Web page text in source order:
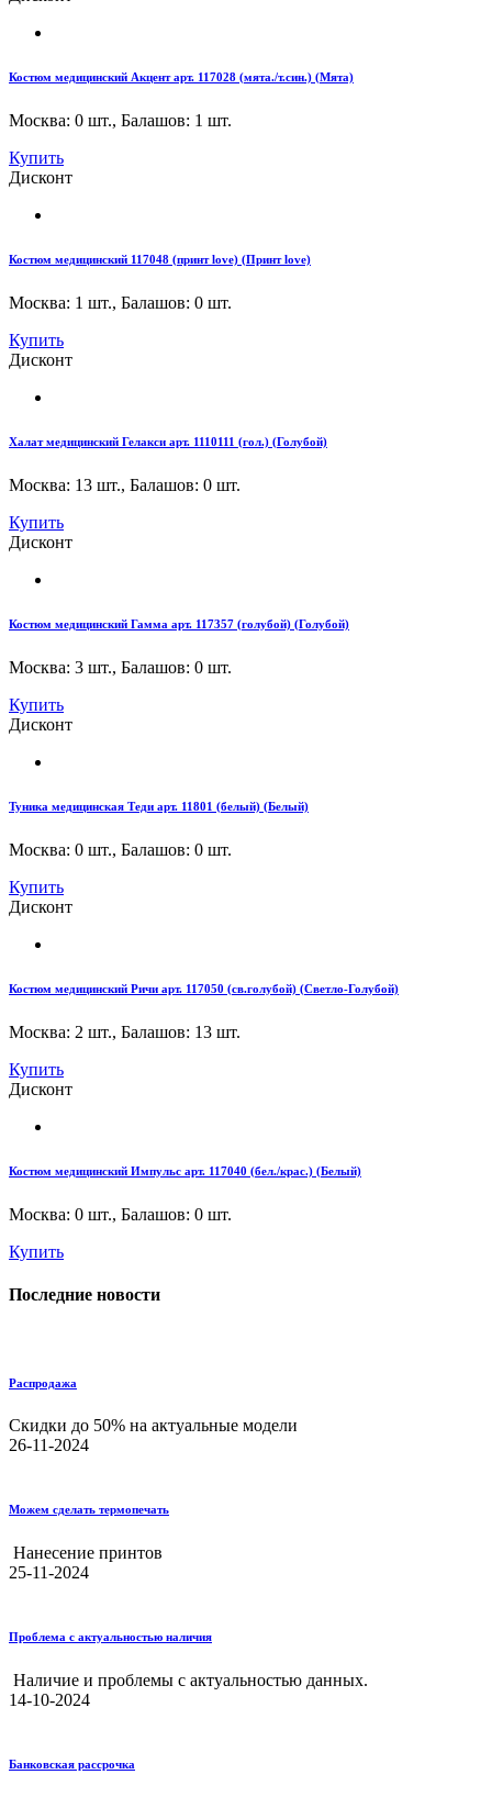
Костюм медицинский Акцент арт. 117028 (мята./т.син.) (Мята)
Москва: 0 шт., Балашов: 1 шт.
Купить
Дисконт
Костюм медицинский 117048 (принт love) (Принт love)
Москва: 1 шт., Балашов: 0 шт.
Купить
Дисконт
Халат медицинский Гелакси арт. 1110111 (гол.) (Голубой)
Москва: 13 шт., Балашов: 0 шт.
Купить
Дисконт
Костюм медицинский Гамма арт. 117357 (голубой) (Голубой)
Москва: 3 шт., Балашов: 0 шт.
Купить
Дисконт
Туника медицинская Теди арт. 11801 (белый) (Белый)
Москва: 0 шт., Балашов: 0 шт.
Купить
Дисконт
Костюм медицинский Ричи арт. 117050 (св.голубой) (Светло-Голубой)
Москва: 2 шт., Балашов: 13 шт.
Купить
Дисконт
Костюм медицинский Импульс арт. 117040 (бел./крас.) (Белый)
Москва: 0 шт., Балашов: 0 шт.
Купить
Последние новости
Распродажа
Скидки до 50% на актуальные модели
26-11-2024
Можем сделать термопечать
Нанесение принтов
25-11-2024
Проблема с актуальностью наличия
Наличие и проблемы с актуальностью данных.
14-10-2024
Банковская рассрочка